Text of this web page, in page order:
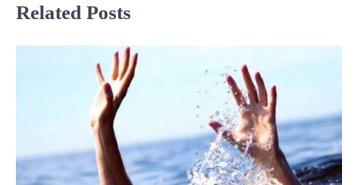
Related Posts